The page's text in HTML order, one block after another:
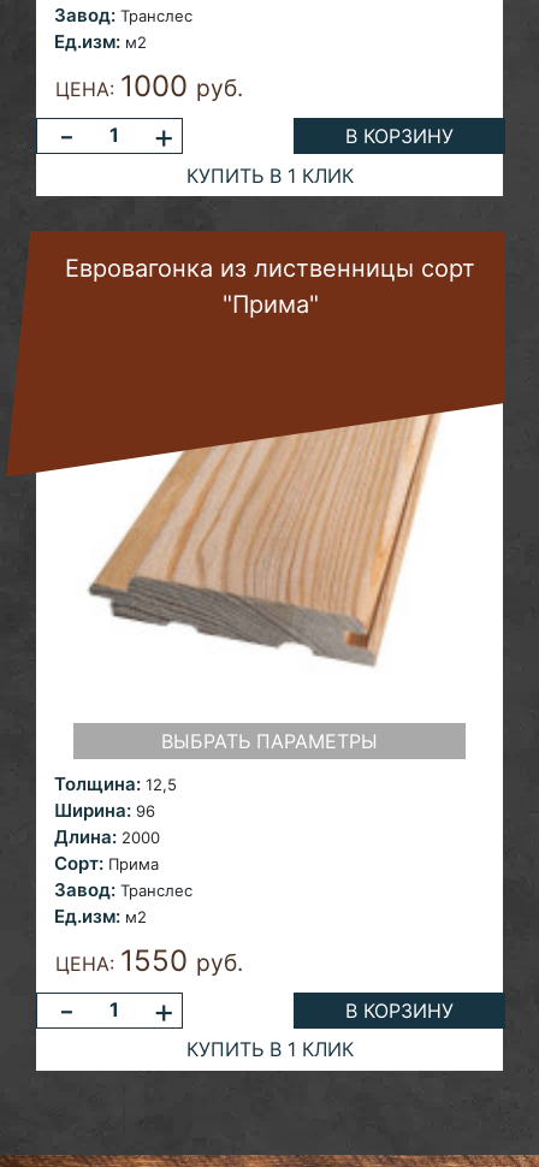
Завод: Транслес
Ед.изм: м2
ЦЕНА: 1000 руб.
- +
В КОРЗИНУ
КУПИТЬ В 1 КЛИК
Евровагонка из лиственницы сорт
"Прима"
ВЫБРАТЬ ПАРАМЕТРЫ
Толщина: 12,5
Ширина: 96
Длина: 2000
Сорт: Прима
Завод: Транслес
Ед.изм: м2
ЦЕНА: 1550 руб.
- +
В КОРЗИНУ
КУПИТЬ В 1 КЛИК